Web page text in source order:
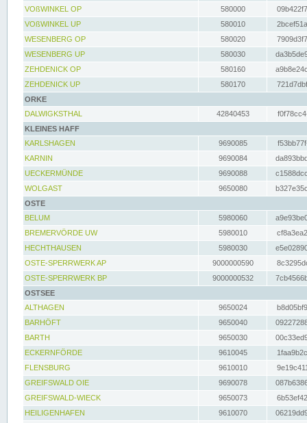
VOßWINKEL OP
580000
VOßWINKEL UP
580010
WESENBERG OP
580020
WESENBERG UP
580030
ZEHDENICK OP
580160
ZEHDENICK UP
580170
ORKE
DALWIGKSTHAL
42840453
KLEINES HAFF
KARLSHAGEN
9690085
KARNIN
9690084
UECKERMÜNDE
9690088
WOLGAST
9650080
OSTE
BELUM
5980060
BREMERVÖRDE UW
5980010
HECHTHAUSEN
5980030
OSTE-SPERRWERK AP
9000000590
OSTE-SPERRWERK BP
9000000532
OSTSEE
ALTHAGEN
9650024
BARHÖFT
9650040
BARTH
9650030
ECKERNFÖRDE
9610045
FLENSBURG
9610010
GREIFSWALD OIE
9690078
GREIFSWALD-WIECK
9650073
HEILIGENHAFEN
9610070